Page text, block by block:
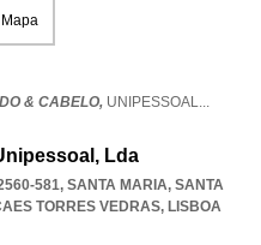
& CABELO, UNIPESSOAL...
Lda
581, SANTA MARIA, SANTA
TORRES VEDRAS, LISBOA